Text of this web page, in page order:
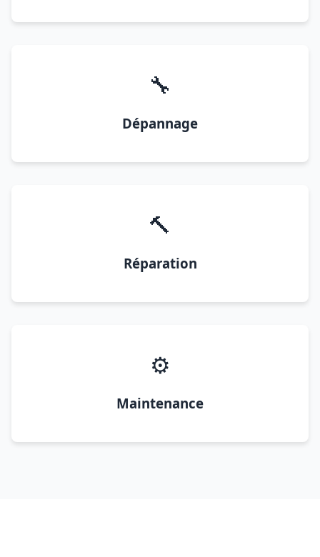
🔧
Dépannage
🔨
Réparation
⚙️
Maintenance